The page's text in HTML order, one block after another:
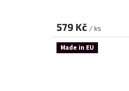
579 Kč / ks
Made in EU